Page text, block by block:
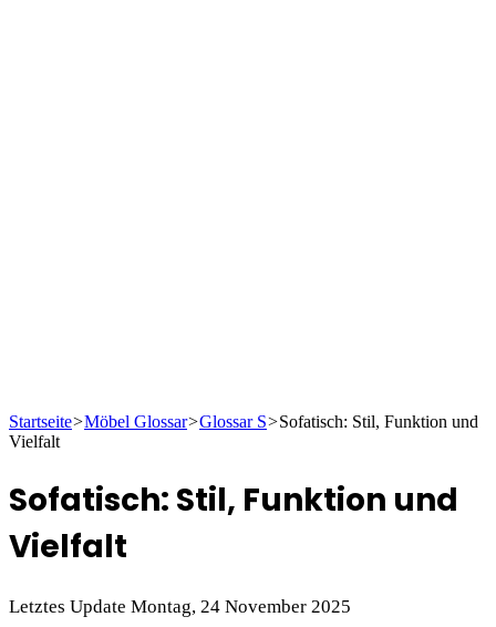
Startseite>Möbel Glossar>Glossar S>Sofatisch: Stil, Funktion und
Vielfalt
Sofatisch: Stil, Funktion und
Vielfalt
Letztes Update Montag, 24 November 2025